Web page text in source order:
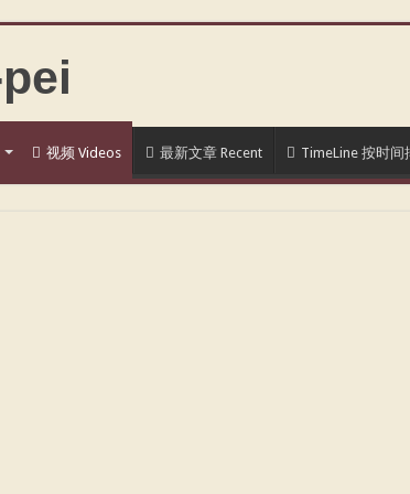
视频 Videos 最新文章 Recent TimeLine 按时间